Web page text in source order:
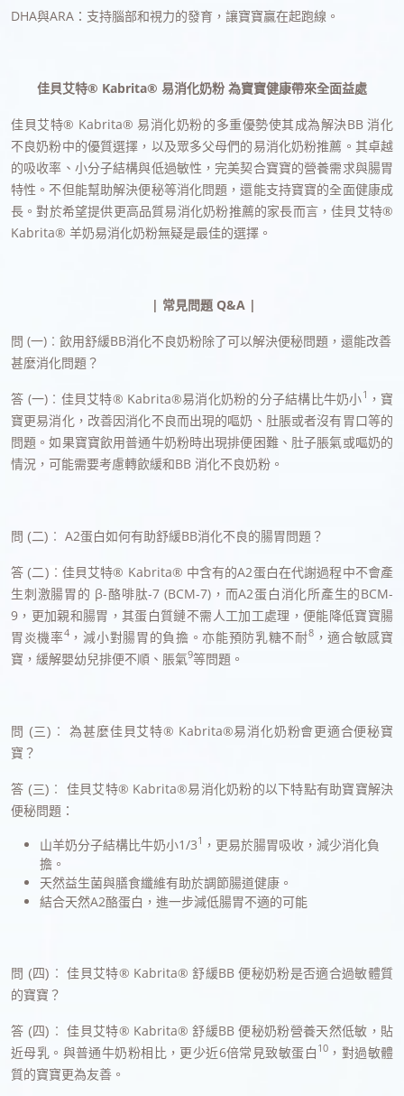
DHA與ARA：支持腦部和視力的發育，讓寶寶贏在起跑線。
佳貝艾特® Kabrita® 易消化奶粉 為寶寶健康帶來全面益處
佳貝艾特® Kabrita® 易消化奶粉的多重優勢使其成為解決BB 消化
不良奶粉中的優質選擇，以及眾多父母們的易消化奶粉推薦。其卓越
的吸收率、小分子結構與低過敏性，完美契合寶寶的營養需求與腸胃
特性。不但能幫助解決便秘等消化問題，還能支持寶寶的全面健康成
長。對於希望提供更高品質易消化奶粉推薦的家長而言，佳貝艾特®
Kabrita® 羊奶易消化奶粉無疑是最佳的選擇。
| 常見問題 Q&A |
問 (一)︰飲用舒緩BB消化不良奶粉除了可以解決便秘問題，還能改善
甚麼消化問題？
答 (一)︰佳貝艾特® Kabrita®易消化奶粉的分子結構比牛奶小1 ，寶
寶更易消化，改善因消化不良而出現的嘔奶、肚脹或者沒有胃口等的
問題。如果寶寶飲用普通牛奶粉時出現排便困難、肚子脹氣或嘔奶的
情況，可能需要考慮轉飲緩和BB 消化不良奶粉。
問 (二)︰ A2蛋白如何有助舒緩BB消化不良的腸胃問題？
答 (二) ︰ 佳貝艾特® Kabrita® 中含有的A2蛋白在代謝過程中不會產
生刺激腸胃的 β-酪啡肽-7 (BCM-7)，而A2蛋白消化所產生的BCM-
9，更加親和腸胃，其蛋白質鏈不需人工加工處理，便能降低寶寶腸
胃炎機率4，減小對腸胃的負擔。亦能預防乳糖不耐8，適合敏感寶
寶，緩解嬰幼兒排便不順、脹氣9等問題。
問 (三)︰
為甚麼佳貝艾特® Kabrita®易消化奶粉會更適合便秘寶
寶？
答 (三)︰
佳貝艾特® Kabrita®易消化奶粉的以下特點有助寶寶解決
便秘問題：
山羊奶分子結構比牛奶小1/31 ，更易於腸胃吸收，減少消化負
擔。
天然益生菌與膳食纖維有助於調節腸道健康。
結合天然A2酪蛋白，進一步減低腸胃不適的可能
問 (四)︰
佳貝艾特® Kabrita® 舒緩BB 便秘奶粉是否適合過敏體質
的寶寶？
答 (四)︰
佳貝艾特® Kabrita® 舒緩BB 便秘奶粉營養天然低敏，貼
近母乳。與普通牛奶粉相比，更少近6倍常見致敏蛋白 10，對過敏體
質的寶寶更為友善。